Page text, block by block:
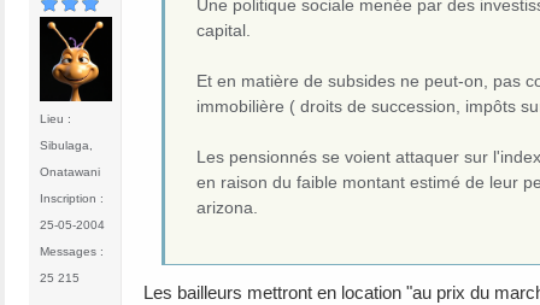
Lieu :
Sibulaga,
Onatawani
Inscription :
25-05-2004
Messages :
25 215
Une politique sociale menée par des
capital.
Et en matière de subsides ne peut-on, pas
immobilière ( droits de succession, impôts
Les pensionnés se voient attaquer sur
en raison du faible montant estimé de leur
arizona.
Les bailleurs mettront en location "au prix du